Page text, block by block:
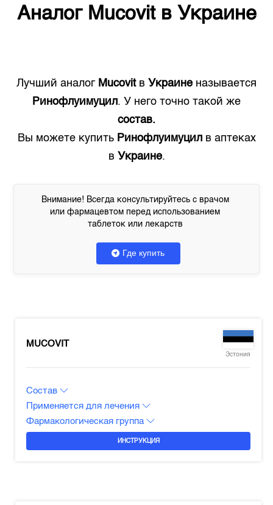
Аналог Mucovitв Украине
Лучший аналог Mucovitв Украине называется
Ринофлуимуцил. У него точно такой же
состав.
Вы можете купить Ринофлуимуцилв аптеках
в Украине.
Внимание! Всегда консультируйтесь с врачом
или фармацевтом перед использованием
таблеток или лекарств
Где купить
MUCOVIT
Эстония
Состав
Применяется для лечения
Фармакологическая группа
ИНСТРУКЦИЯ